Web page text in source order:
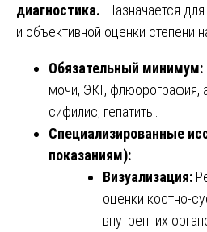
диагностика. Назначается
и объективной оценки степени
Обязательный минимум:
мочи, ЭКГ, флюорография,
сифилис, гепатиты.
Специализированные
показаниям):
Визуализация:
оценки костно-
внутренних